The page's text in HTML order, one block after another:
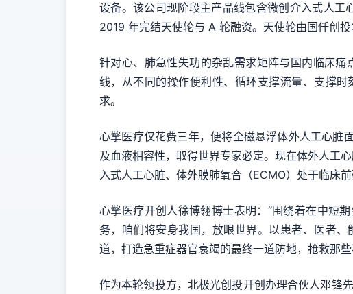
设备。该公司现阶段主产品线包含微创介入式人工
2019 年完结天使轮与 A 轮融资。天使轮由国仟创
针对心、肺急性失功的杂乱需求矩阵与国内临床
线，从不同的操作便利性、循环支撑流量、支撑
求。
心擎医疗仅花费三年，便将全磁悬浮体外人工心脏
及血液相容性，取得世界专家必定。现在体外人工
入式人工心脏、体外膜肺氧合（ECMO）处于临床
心擎医疗开创人徐博翎博士表明：“围绕着在中短
务，咱们将安身我国，放眼世界。以患者、医者
道，打造急重症器官衰竭的最终一道防地，抢救那
作为本轮领投方，北极光创投开创办理合伙人邓锋